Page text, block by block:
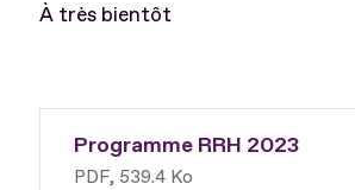
À très bientôt
Programme RRH 2023
PDF 539.4 Ko